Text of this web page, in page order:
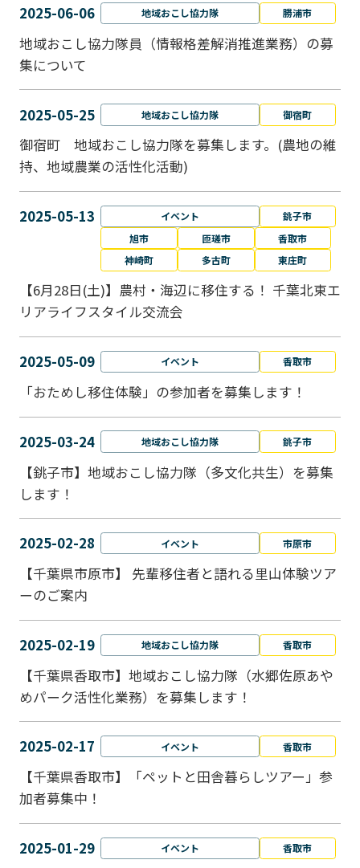
2025-06-06 地域おこし協力隊 勝浦市
地域おこし協力隊員（情報格差解消推進業務）の募
集について
2025-05-25 地域おこし協力隊 御宿町
御宿町 地域おこし協力隊を募集します。(農地の維
持、地域農業の活性化活動)
2025-05-13 イベント
銚子市
旭市
匝瑳市
香取市
神崎町
多古町 東庄町
【6月28日(土)】農村・海辺に移住する！ 千葉北東エ
リアライフスタイル交流会
2025-05-09 イベント 香取市
「おためし移住体験」の参加者を募集します！
2025-03-24 地域おこし協力隊 銚子市
【銚子市】地域おこし協力隊（多文化共生）を募集
します！
2025-02-28 イベント 市原市
【千葉県市原市】 先輩移住者と語れる里山体験ツア
ーのご案内
2025-02-19 地域おこし協力隊 香取市
【千葉県香取市】地域おこし協力隊（水郷佐原あや
めパーク活性化業務）を募集します！
2025-02-17 イベント 香取市
【千葉県香取市】「ペットと⽥舎暮らしツアー」参
加者募集中！
2025-01-29 イベント 香取市